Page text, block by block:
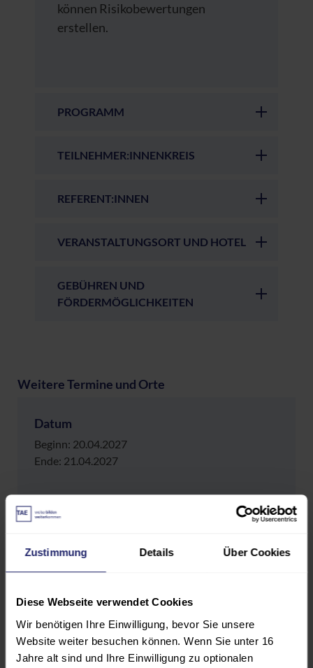
Zustimmung Details Über Cookies
Diese Webseite verwendet Cookies
Wir benötigen Ihre Einwilligung, bevor Sie unsere
Website weiter besuchen können. Wenn Sie unter 16
Jahre alt sind und Ihre Einwilligung zu optionalen
können Risikobewertungen
erstellen.
PROGRAMM
TEILNEHMER:INNENKREIS
REFERENT:INNEN
VERANSTALTUNGSORT UND HOTEL
GEBÜHREN UND
FÖRDERMÖGLICHKEITEN
Weitere Termine und Orte
Datum
Beginn: 20.04.2027
Ende: 21.04.2027
Lernsetting & Ort
In den Warenkorb